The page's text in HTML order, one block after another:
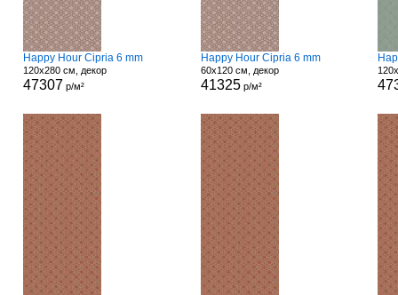
Happy Hour Cipria 6 mm
120x280 см, декор
47307 р/м²
Happy Hour Cipria 6 mm
60x120 см, декор
41325р/м²